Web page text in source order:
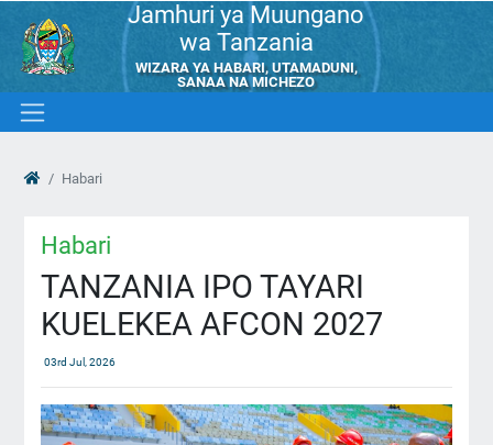
Jamhuri ya Muungano
wa Tanzania
WIZARA YA HABARI, UTAMADUNI,
SANAA NA MICHEZO
Habari
Habari
TANZANIA IPO TAYARI
KUELEKEA AFCON 2027
03rd Jul, 2026